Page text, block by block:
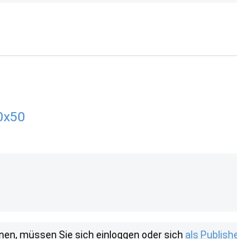
müssen Sie sich einloggen oder sich als